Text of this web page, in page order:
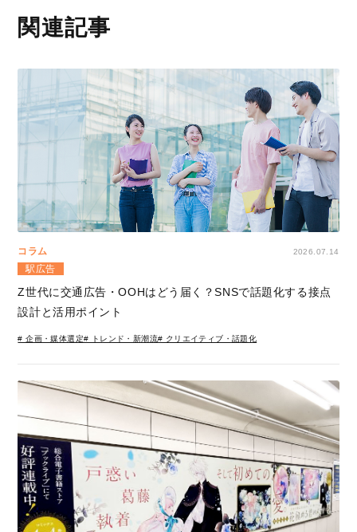
関連記事
コラム 2026.07.14
駅広告
Z世代に交通広告・OOHはどう届く？SNSで話題化する接点
設計と活用ポイント
# 企画・媒体選定# トレンド・新潮流# クリエイティブ・話題化